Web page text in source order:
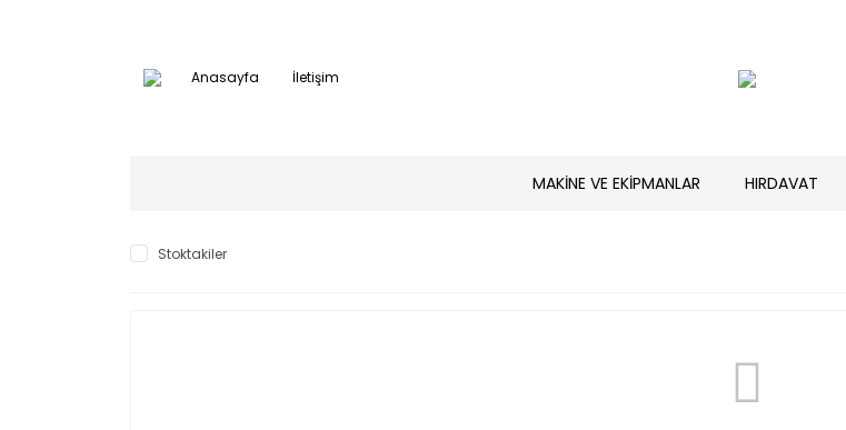
Anasayfa İletişim
MAKİNE VE EKİPMANLAR HIRDAVAT
Stoktakiler